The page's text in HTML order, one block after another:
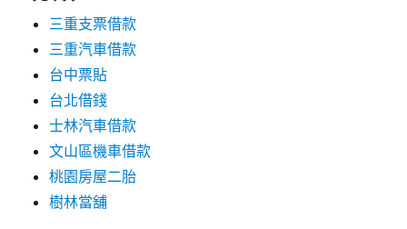
三重支票借款
三重汽車借款
台中票貼
台北借錢
士林汽車借款
文山區機車借款
桃園房屋二胎
樹林當舖